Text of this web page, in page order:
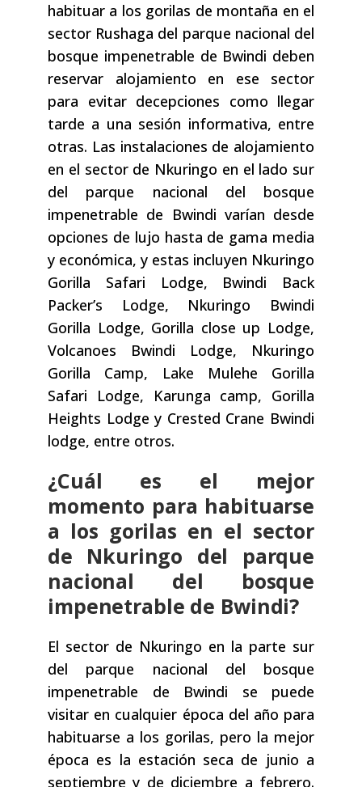
habituar a los gorilas de montaña en el
sector Rushaga del parque nacional del
bosque impenetrable de Bwindi deben
reservar alojamiento en ese sector
para evitar decepciones como llegar
tarde a una sesión informativa, entre
otras. Las instalaciones de alojamiento
en el sector de Nkuringo en el lado sur
del parque nacional del bosque
impenetrable de Bwindi varían desde
opciones de lujo hasta de gama media
y económica, y estas incluyen Nkuringo
Gorilla Safari Lodge, Bwindi Back
Packer’s Lodge, Nkuringo Bwindi
Gorilla Lodge, Gorilla close up Lodge,
Volcanoes Bwindi Lodge, Nkuringo
Gorilla Camp, Lake Mulehe Gorilla
Safari Lodge, Karunga camp, Gorilla
Heights Lodge y Crested Crane Bwindi
lodge, entre otros.
¿Cuál es el mejor
momento para habituarse
a los gorilas en el sector
de Nkuringo del parque
nacional del bosque
impenetrable de Bwindi?
El sector de Nkuringo en la parte sur
del parque nacional del bosque
impenetrable de Bwindi se puede
visitar en cualquier época del año para
habituarse a los gorilas, pero la mejor
época es la estación seca de junio a
septiembre y de diciembre a febrero.